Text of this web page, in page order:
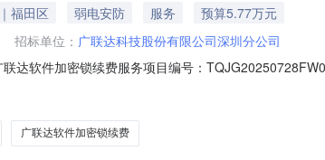
福田区 弱电安防 服务
预算5.77万元
招标单位： 广联达科技股份有限公司深圳分公司
达软件加密锁续费服务项目编号：
人联系电话：18777788434标段/包信息标段/包分类
广联达软件加密锁续费